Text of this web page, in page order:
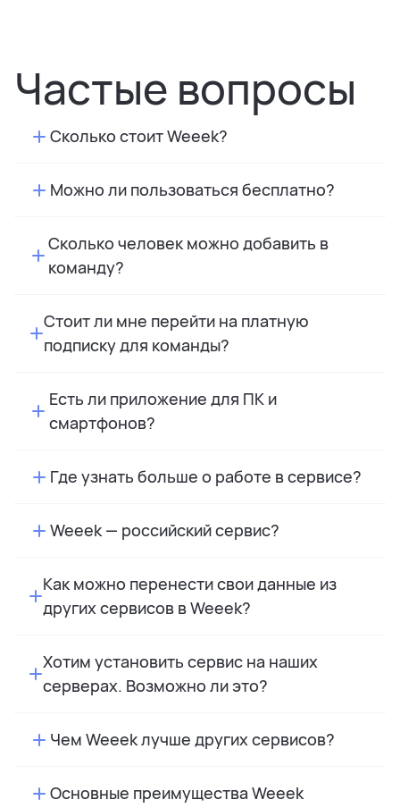
Частые вопросы
Сколько стоит Weeek?
Можно ли пользоваться бесплатно?
Сколько человек можно добавить в
команду?
Стоит ли мне перейти на платную
подписку для команды?
Есть ли приложение для ПК и
смартфонов?
Где узнать больше о работе в сервисе?
Weeek — российский сервис?
Как можно перенести свои данные из
других сервисов в Weeek?
Хотим установить сервис на наших
серверах. Возможно ли это?
Чем Weeek лучше других сервисов?
Основные преимущества Weeek